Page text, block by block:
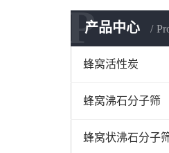
产品中心
P
蜂窝活性炭
蜂窝沸石分子筛
蜂窝状沸石分子